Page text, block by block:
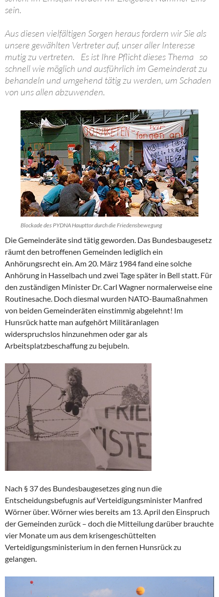
sein.
Aus diesen vielfältigen Sorgen heraus fordern wir Sie als
unsere gewählten Vertreter auf, unser aller Interesse
mutig zu vertreten. Es ist Ihre Pflicht dieses Thema so
schnell wie möglich und ausführlich im Gemeinderat zu
behandeln und umgehend tätig zu werden, um Schaden
von uns allen abzuwenden.
Blockade des PYDNA Haupttor durch die Friedensbewegung
Die Gemeinderäte sind tätig geworden. Das Bundesbaugesetz
räumt den betroffenen Gemeinden lediglich ein
Anhörungsrecht ein. Am 20. März 1984 fand eine solche
Anhörung in Hasselbach und zwei Tage später in Bell statt. Für
den zuständigen Minister Dr. Carl Wagner normalerweise eine
Routinesache. Doch diesmal wurden NATO-Baumaßnahmen
von beiden Gemeinderäten einstimmig abgelehnt! Im
Hunsrück hatte man aufgehört Militäranlagen
widerspruchslos hinzunehmen oder gar als
Arbeitsplatzbeschaffung zu bejubeln.
Nach § 37 des Bundesbaugesetzes ging nun die
Entscheidungsbefugnis auf Verteidigungsminister Manfred
Wörner über. Wörner wies bereits am 13. April den Einspruch
der Gemeinden zurück – doch die Mitteilung darüber brauchte
vier Monate um aus dem krisengeschüttelten
Verteidigungsministerium in den fernen Hunsrück zu
gelangen.